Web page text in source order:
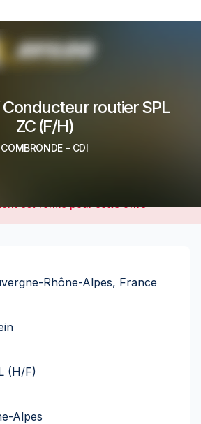
routier SPL
ZC (F/H)
COMBRONDE - CDI
est fermé pour cette offre
Rhône-Alpes, France
(H/F)
Alpes